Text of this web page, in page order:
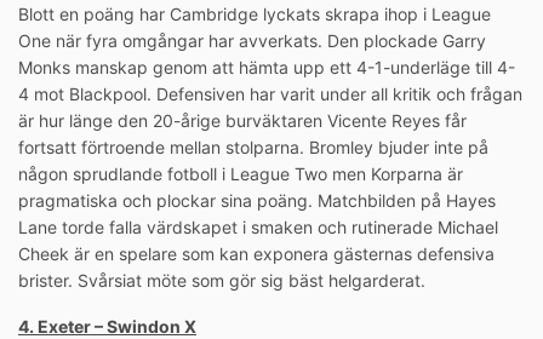
Blott en poäng har Cambridge lyckats skrapa ihop i League
One när fyra omgångar har avverkats. Den plockade Garry
Monks manskap genom att hämta upp ett 4-1-underläge till 4-
4 mot Blackpool. Defensiven har varit under all kritik och frågan
är hur länge den 20-årige burväktaren Vicente Reyes får
fortsatt förtroende mellan stolparna. Bromley bjuder inte på
någon sprudlande fotboll i League Two men Korparna är
pragmatiska och plockar sina poäng. Matchbilden på Hayes
Lane torde falla värdskapet i smaken och rutinerade Michael
Cheek är en spelare som kan exponera gästernas defensiva
brister. Svårsiat möte som gör sig bäst helgarderat.
4. Exeter – Swindon X